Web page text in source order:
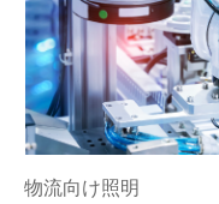
物流向け照明